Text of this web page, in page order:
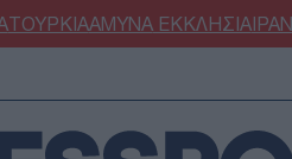
ΤΟΥΡΚΙΑΑΜΥΝΑΕΚΚΛΗΣΙΑΙΡΑΝ